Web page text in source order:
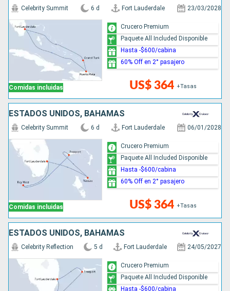
Comidas incluidas
Celebrity Summit 6 d Fort Lauderdale 23/03/2028
US$ 364 +Tasas
Crucero Premium
Paquete All Included Disponible
Hasta -$600/cabina
60% Off en 2° pasajero
ESTADOS UNIDOS, BAHAMAS
Comidas incluidas
Celebrity Summit 6 d Fort Lauderdale 06/01/2028
US$ 364 +Tasas
Crucero Premium
Paquete All Included Disponible
Hasta -$600/cabina
60% Off en 2° pasajero
ESTADOS UNIDOS, BAHAMAS
Celebrity Reflection 5 d Fort Lauderdale 24/05/2027
Crucero Premium
Paquete All Included Disponible
Hasta -$600/cabina